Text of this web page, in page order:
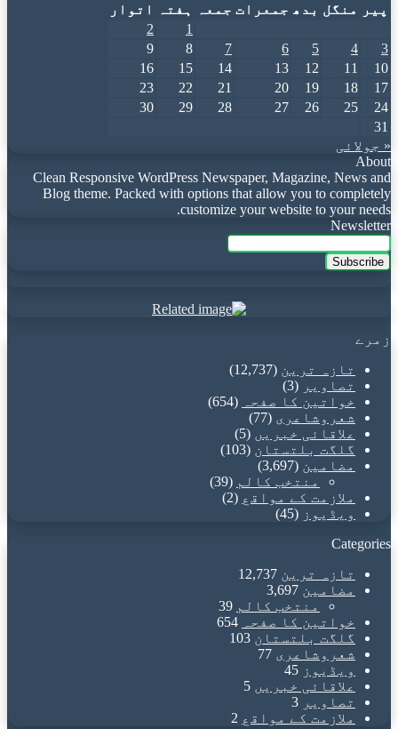
پیر
منگل بدھ جمعرات جمعہ ہفتہ
اتوار
1
2
3
4
5
6
7
8
9
10
11
12
13
14
15
16
17
18
19
20
21
22
23
24
25
26
27
28
29
30
31
« جولائی
About
Clean Responsive WordPress Newspaper, Magazine, News and
Blog theme. Packed with options that allow you to completely
customize your website to your needs.
Newsletter
Enter
your
Email
زمرے
تازہ ترین (12,737)
تصاویر (3)
خواتین کا صفحہ
(654)
شعروشاعری (77)
علاقائی خبریں (5)
گلگت بلتستان (103)
مضامین (3,697)
منتخب کالم (39)
ملازمت کے مواقع (2)
ویڈیوز (45)
Categories
تازہ ترین 12,737
مضامین 3,697
منتخب کالم 39
خواتین کا صفحہ
654
گلگت بلتستان 103
شعروشاعری 77
ویڈیوز 45
علاقائی خبریں 5
تصاویر 3
ملازمت کے مواقع 2